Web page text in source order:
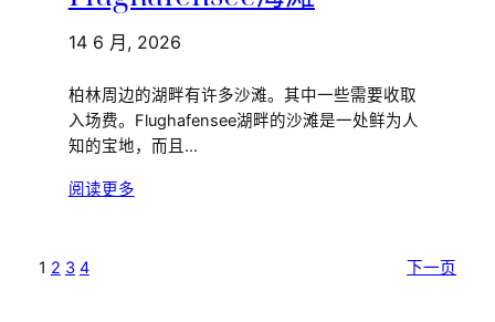
14 6 月, 2026
柏林周边的湖畔有许多沙滩。其中一些需要收取
入场费。Flughafensee湖畔的沙滩是一处鲜为人
知的宝地，而且…
阅读更多
1 2 3 4 下一页